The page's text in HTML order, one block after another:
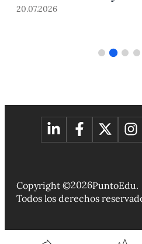
mundo
20.07.2026
Copyright ©2026PuntoEdu.
Todos los derechos